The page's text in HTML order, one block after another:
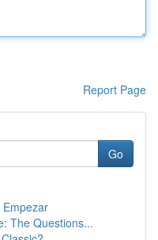
Report Page
Go
The Questions...